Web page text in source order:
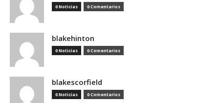
0 Noticias 0 Comentarios
blakehinton
0 Noticias 0 Comentarios
blakescorfield
0 Noticias 0 Comentarios